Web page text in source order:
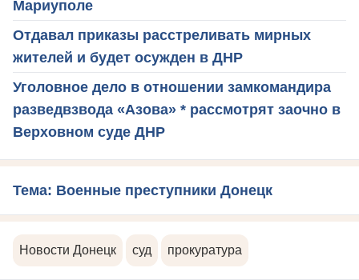
Мариуполе
Отдавал приказы расстреливать мирных
жителей и будет осужден в ДНР
Уголовное дело в отношении замкомандира
разведвзвода «Азова» * рассмотрят заочно в
Верховном суде ДНР
Тема: Военные преступники Донецк
Новости Донецк суд прокуратура